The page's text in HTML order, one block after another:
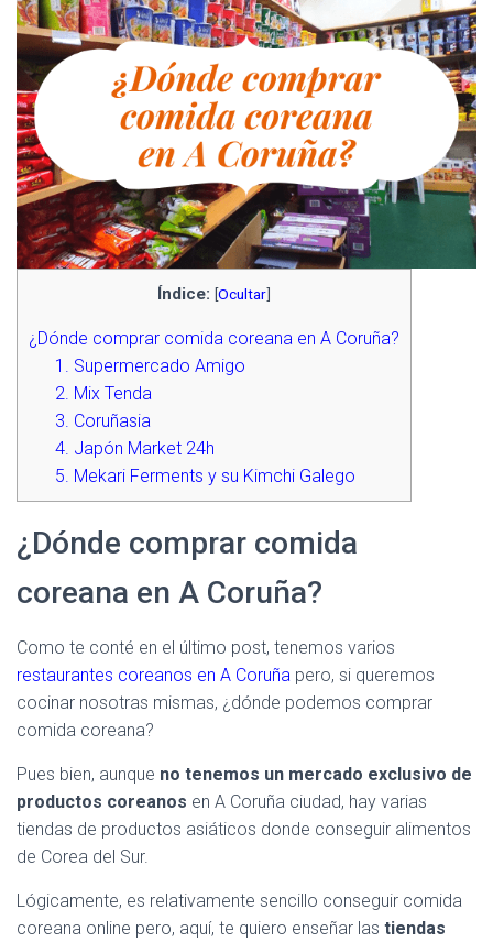
Índice: [Ocultar]
¿Dónde comprar comida coreana en A Coruña?
1. Supermercado Amigo
2. Mix Tenda
3. Coruñasia
4. Japón Market 24h
5. Mekari Ferments y su Kimchi Galego
¿Dónde comprar comida
coreana en A Coruña?
Como te conté en el último post, tenemos varios
restaurantes coreanos en A Coruña pero, si queremos
cocinar nosotras mismas, ¿dónde podemos comprar
comida coreana?
Pues bien, aunque no tenemos un mercado exclusivo de
productos coreanos en A Coruña ciudad, hay varias
tiendas de productos asiáticos donde conseguir alimentos
de Corea del Sur.
Lógicamente, es relativamente sencillo conseguir comida
coreana online pero, aquí, te quiero enseñar las tiendas